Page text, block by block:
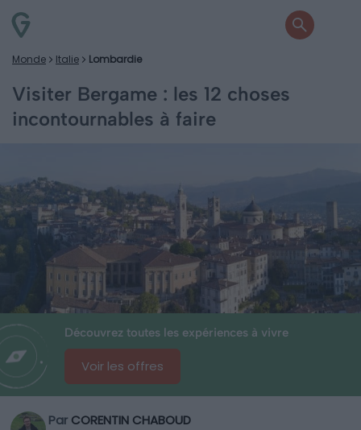
Monde Italie Lombardie
Visiter Bergame : les 12 choses
incontournables à faire
Découvrez toutes les expériences à vivre
Voir les offres
Par CORENTIN CHABOUD